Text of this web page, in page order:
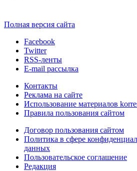
Полная версия сайта
Facebook
Twitter
RSS-ленты
E-mail рассылка
Контакты
Реклама на сайте
Использование материалов
Правила пользования сайтом
Договор пользования сайтом
Политика в сфере
данных
Пользовательское соглашение
Редакция